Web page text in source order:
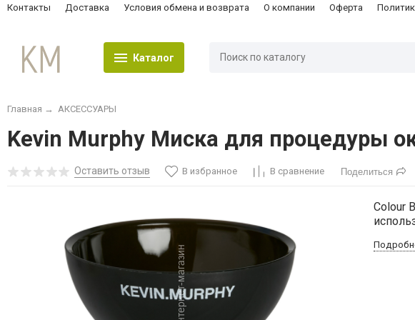
Контакты Доставка Условия обмена и возврата О компании Оферта
Каталог
Главная → АКСЕССУАРЫ
Kevin Murphy Миска для процедуры
Оставить отзыв В избранное В сравнение Поделиться
Colour